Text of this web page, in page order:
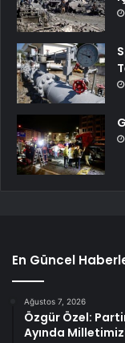
En Güncel
Ağustos 7, 2026
Özgür Özel:
Ayında